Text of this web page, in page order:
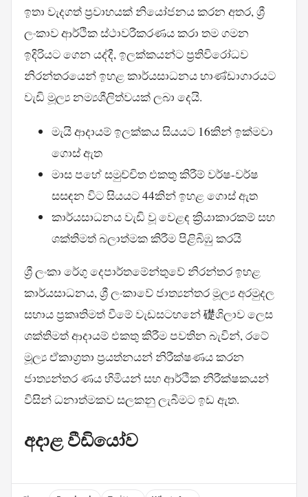
ඉතා වැදගත් ප්‍රවාහයක් නියෝජනය කරන අතර, ශ්‍රී
ලංකාව ආර්ථික ස්ථාවරීකරණය කරා තම ගමන
ඉදිරියට ගෙන යද්දී, ඉලක්කයන්ට ප්‍රතිවිරෝධව
නිරන්තරයෙන් ඉහළ කාර්යසාධනය භාණ්ඩාගාරයට
වැඩි මූල්‍ය නම්‍යශීලිත්වයක් ලබා දෙයි.
මැයි ආදායම් ඉලක්කය සියයට 16කින් ඉක්මවා
ගොස් ඇත
මාස පහේ සමුච්චිත එකතු කිරීම් වර්ෂ-වර්ෂ
සසඳන විට සියයට 44කින් ඉහළ ගොස් ඇත
කාර්යසාධනය වැඩි වූ වෙළඳ ක්‍රියාකාරකම් සහ
ශක්තිමත් බලාත්මක කිරීම පිළිබිඹු කරයි
ශ්‍රී ලංකා රේගු දෙපාර්තමේන්තුවේ නිරන්තර ඉහළ
කාර්යසාධනය, ශ්‍රී ලංකාවේ ජාත්‍යන්තර මූල්‍ය අරමුදල
සහාය ප්‍රකෘතිමත් වීමේ වැඩසටහනේ 礎ශිලාව ලෙස
ශක්තිමත් ආදායම් එකතු කිරීම පවතින බැවින්, රටේ
මූල්‍ය ඒකාග්‍රතා ප්‍රයත්නයන් නිරීක්ෂණය කරන
ජාත්‍යන්තර ණය හිමියන් සහ ආර්ථික නිරීක්ෂකයන්
විසින් ධනාත්මකව සලකනු ලැබීමට ඉඩ ඇත.
අදාළ වීඩියෝව